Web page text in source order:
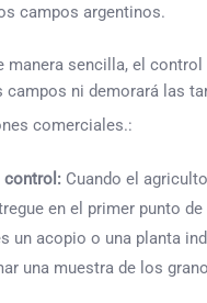
campos argentinos.
manera sencilla, el
ni demorará las
comerciales.:
control: Cuando el
en el primer punto
un acopio o una planta
una muestra de los